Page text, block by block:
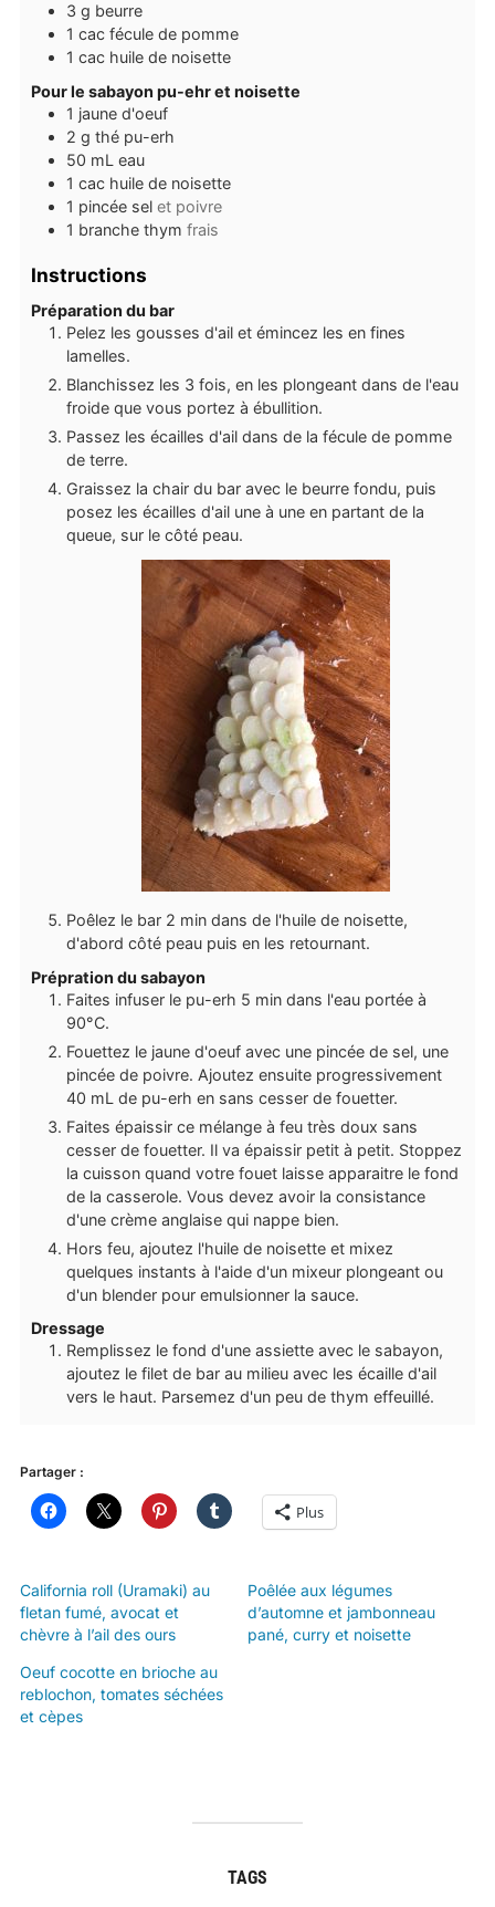
3 g beurre
1 cac fécule de pomme
1 cac huile de noisette
Pour le sabayon pu-ehr et noisette
1 jaune d'oeuf
2 g thé pu-erh
50 mL eau
1 cac huile de noisette
1 pincée sel et poivre
1 branche thym frais
Instructions
Préparation du bar
Pelez les gousses d'ail et émincez les en fines
lamelles.
Blanchissez les 3 fois, en les plongeant dans de l'eau
froide que vous portez à ébullition.
Passez les écailles d'ail dans de la fécule de pomme
de terre.
Graissez la chair du bar avec le beurre fondu, puis
posez les écailles d'ail une à une en partant de la
queue, sur le côté peau.
Poêlez le bar 2 min dans de l'huile de noisette,
d'abord côté peau puis en les retournant.
Prépration du sabayon
Faites infuser le pu-erh 5 min dans l'eau portée à
90°C.
Fouettez le jaune d'oeuf avec une pincée de sel, une
pincée de poivre. Ajoutez ensuite progressivement
40 mL de pu-erh en sans cesser de fouetter.
Faites épaissir ce mélange à feu très doux sans
cesser de fouetter. Il va épaissir petit à petit. Stoppez
la cuisson quand votre fouet laisse apparaitre le fond
de la casserole. Vous devez avoir la consistance
d'une crème anglaise qui nappe bien.
Hors feu, ajoutez l'huile de noisette et mixez
quelques instants à l'aide d'un mixeur plongeant ou
d'un blender pour emulsionner la sauce.
Dressage
Remplissez le fond d'une assiette avec le sabayon,
ajoutez le filet de bar au milieu avec les écaille d'ail
vers le haut. Parsemez d'un peu de thym effeuillé.
Partager :
Plus
California roll (Uramaki) au
fletan fumé, avocat et
chèvre à l’ail des ours
Poêlée aux légumes
d’automne et jambonneau
pané, curry et noisette
Oeuf cocotte en brioche au
reblochon, tomates séchées
et cèpes
TAGS